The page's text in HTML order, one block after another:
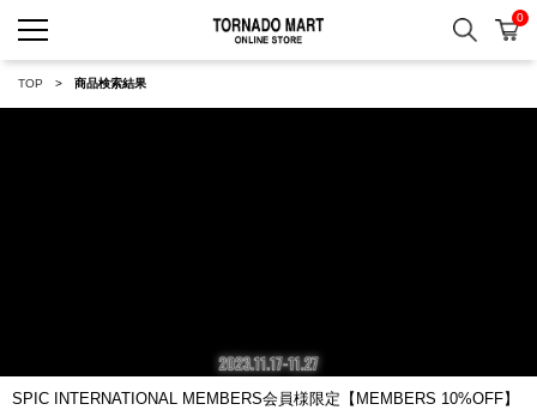
検索 カ
0
TOP 商品検索結果
SPIC INTERNATIONAL MEMBERS会員様限定 【MEMBERS 10%OFF】